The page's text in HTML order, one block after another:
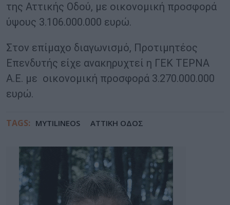
της Αττικής Οδού, με οικονομική προσφορά
ύψους 3.106.000.000 ευρώ.
Στον επίμαχο διαγωνισμό, Προτιμητέος
Επενδυτής είχε ανακηρυχτεί η ΓΕΚ ΤΕΡΝΑ
Α.Ε. με οικονομική προσφορά 3.270.000.000
ευρώ.
TAGS: MYTILINEOS ΑΤΤΙΚΗ ΟΔΟΣ